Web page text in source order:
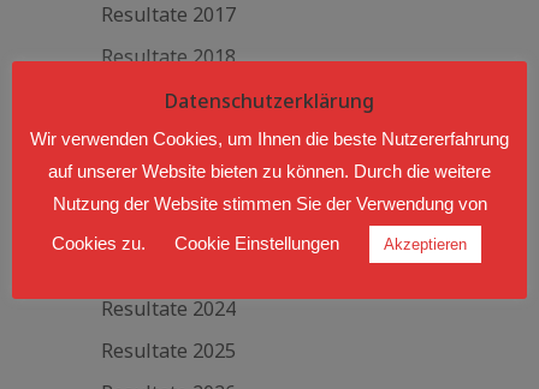
Resultate 2017
Resultate 2018
Resultate 2019
Resultate 2020
Resultate 2021
Resultate 2024
Resultate 2025
Datenschutzerklärung
Wir verwenden Cookies, um Ihnen die beste Nutzererfahrung
auf unserer Website bieten zu können. Durch die weitere
Nutzung der Website stimmen Sie der Verwendung von
Cookies zu.
Cookie Einstellungen Akzeptieren